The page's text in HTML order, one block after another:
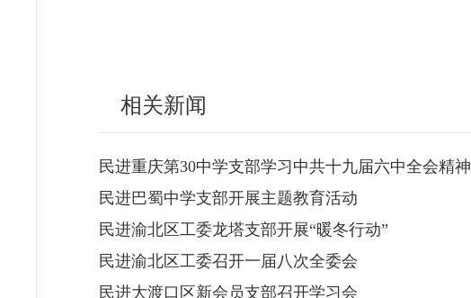
相关新闻
民进重庆第30中学支部学习中共十九届六中全会精神
民进巴蜀中学支部开展主题教育活动
民进渝北区工委龙塔支部开展“暖冬行动”
民进渝北区工委召开一届八次全委会
民进大渡口区新会员支部召开学习会